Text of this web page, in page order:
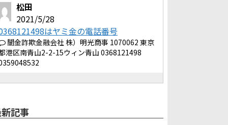
松田
2021/5/28
はヤミ金の電話番号
闇金詐欺金融会社 株）明光商事 1070062 東京
港区南青山2-2-15ウィン青山 0368121498
記事